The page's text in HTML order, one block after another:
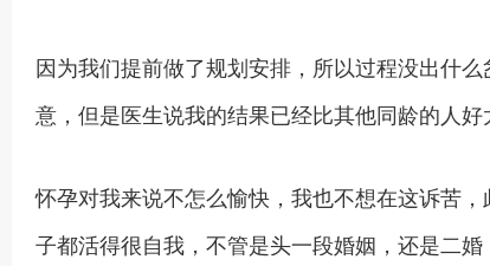
因为我们提前做了规划安排，所以过程没出什
意，但是医生说我的结果已经比其他同龄的人
怀孕对我来说不怎么愉快，我也不想在这诉苦
子都活得很自我，不管是头一段婚姻，还是二